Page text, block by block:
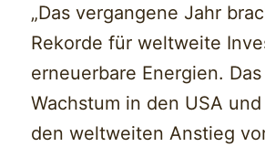
„Das vergangene Jahr
Rekorde für weltweite
erneuerbare Energien.
Wachstum in den USA
den weltweiten Anstieg